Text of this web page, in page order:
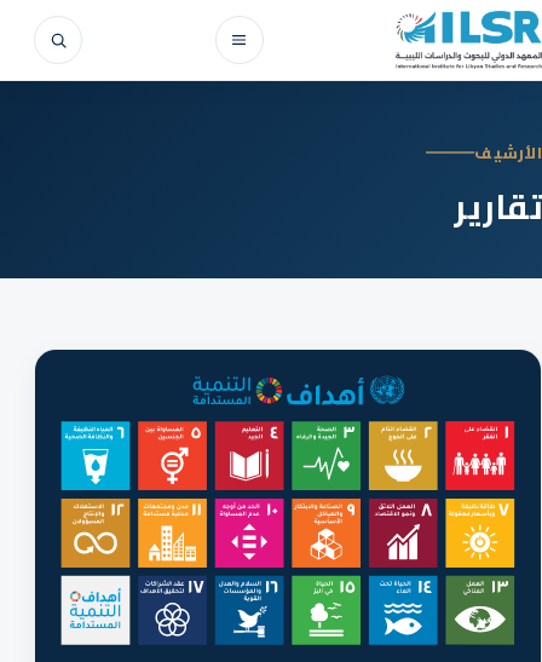
Skip to content
Open menu
Search
الأرشيف
تقارير